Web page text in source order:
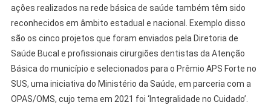
ações realizados na rede básica de saúde também têm sido
reconhecidos em âmbito estadual e nacional. Exemplo disso
são os cinco projetos que foram enviados pela Diretoria de
Saúde Bucal e profissionais cirurgiões dentistas da Atenção
Básica do município e selecionados para o Prêmio APS Forte no
SUS, uma iniciativa do Ministério da Saúde, em parceria com a
OPAS/OMS, cujo tema em 2021 foi ‘Integralidade no Cuidado’.